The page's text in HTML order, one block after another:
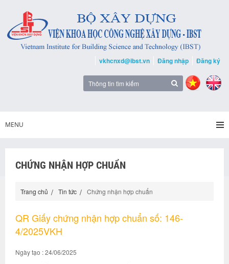
vkhcnxd@ibst.vn Đăng nhập Đăng ký
MENU
CHỨNG NHẬN HỢP CHUẨN
Trang chủ Tin tức Chứng nhận hợp chuẩn
QR Giấy chứng nhận hợp chuẩn số: 146-
4/2025VKH
Ngày tạo : 24/06/2025